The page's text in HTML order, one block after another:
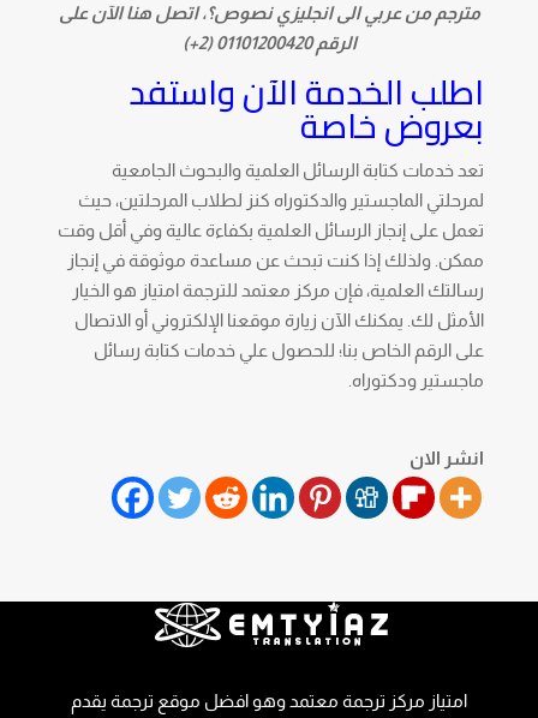
مترجم من عربي الى انجليزي نصوص؟، اتصل هنا الآن على
الرقم 01101200420 (2+)
اطلب الخدمة الآن واستفد
بعروض خاصة
تعد خدمات كتابة الرسائل العلمية والبحوث الجامعية
لمرحلتي الماجستير والدكتوراه كنز لطلاب المرحلتين، حيث
تعمل على إنجاز الرسائل العلمية بكفاءة عالية وفي أقل وقت
ممكن. ولذلك إذا كنت تبحث عن مساعدة موثوقة في إنجاز
رسالتك العلمية، فإن مركز معتمد للترجمة امتياز هو الخيار
الأمثل لك. يمكنك الآن زيارة موقعنا الإلكتروني أو الاتصال
على الرقم الخاص بنا؛ للحصول علي خدمات كتابة رسائل
ماجستير ودكتوراه.
انشر الان
امتياز مركز ترجمة معتمد وهو افضل موقع ترجمة يقدم